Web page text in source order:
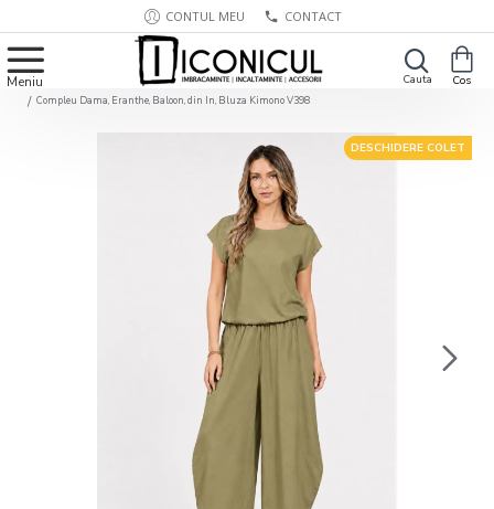
CONTUL MEU CONTACT
Compleu Dama, Eranthe, Baloon, din In, Bluza Kimono V398
DESCHIDERE COLET